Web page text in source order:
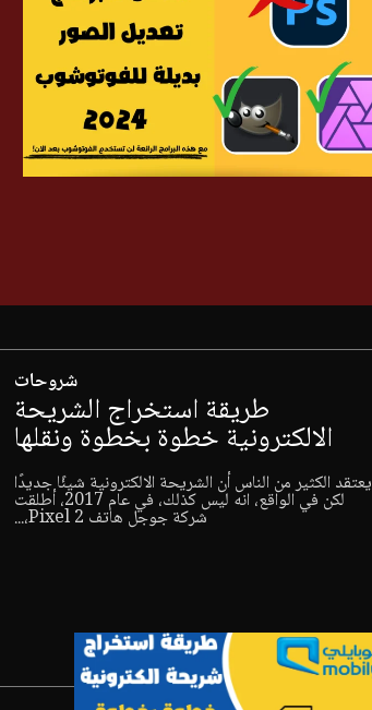
شروحات
طريقة استخراج الشريحة
الالكترونية خطوة بخطوة ونقلها
يعتقد الكثير من الناس أن الشريحة الالكترونية شيئًا جديدًا
لكن في الواقع، انه ليس كذلك، في عام 2017، أطلقت
شركة جوجل هاتف Pixel 2،...